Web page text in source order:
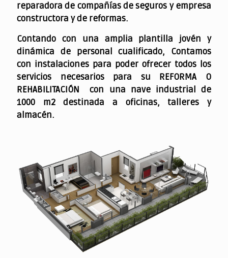
reparadora de compañías de seguros y empresa
constructora y de reformas.
Contando con una amplia plantilla jovén y
dinámica de personal cualificado, Contamos
con instalaciones para poder ofrecer todos los
servicios necesarios para su REFORMA O
REHABILITACIÓN con una nave industrial de
1000 m2 destinada a oficinas, talleres y
almacén.